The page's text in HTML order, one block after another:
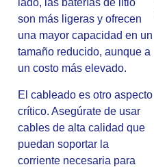
lado, las baterías de litio
son más ligeras y ofrecen
una mayor capacidad en un
tamaño reducido, aunque a
un costo más elevado.
El cableado es otro aspecto
crítico. Asegúrate de usar
cables de alta calidad que
puedan soportar la
corriente necesaria para